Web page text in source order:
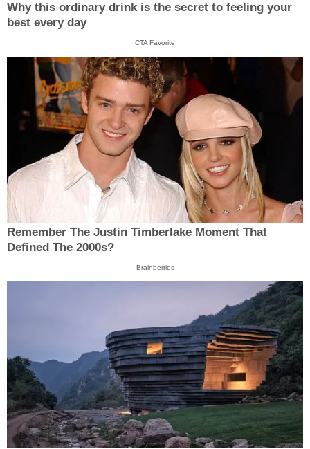
Why this ordinary drink is the secret to feeling your
best every day
CTA Favorite
Remember The Justin Timberlake Moment That
Defined The 2000s?
Brainberries